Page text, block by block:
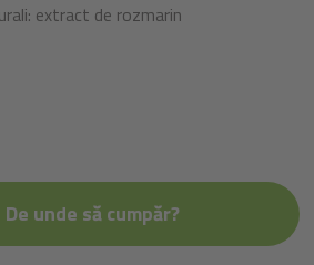
extract de rozmarin
De unde să cumpăr?